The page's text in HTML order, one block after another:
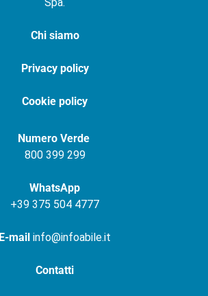
Spa.
Chi siamo
Privacy policy
Cookie policy
Numero Verde
800 399 299
WhatsApp
+39 375 504 4777
E-mail info@infoabile.it
Contatti